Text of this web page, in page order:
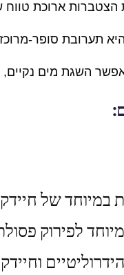
ארוכת טווח
היא תערובת סופר-
השגת מים נקיים,
במיוחד של
לפירוק